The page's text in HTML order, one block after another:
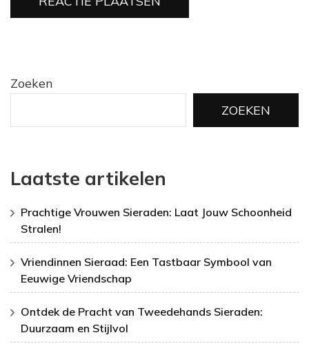
Zoeken
ZOEKEN
Laatste artikelen
Prachtige Vrouwen Sieraden: Laat Jouw Schoonheid
Stralen!
Vriendinnen Sieraad: Een Tastbaar Symbool van
Eeuwige Vriendschap
Ontdek de Pracht van Tweedehands Sieraden:
Duurzaam en Stijlvol